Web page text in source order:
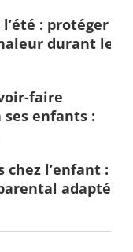
: protéger
durant le
faire
enfants :
chez l’enfant :
adapté